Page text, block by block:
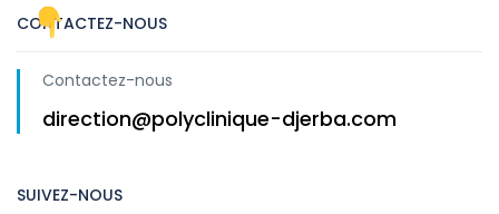
CONTACTEZ-NOUS
Contactez-nous
direction@polyclinique-djerba.com
SUIVEZ-NOUS